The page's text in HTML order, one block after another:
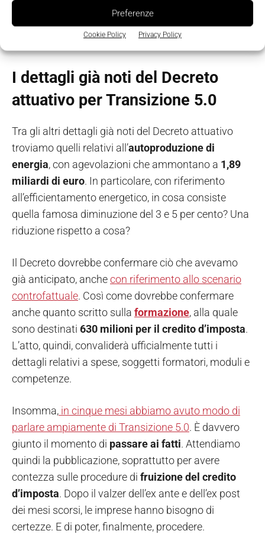
Preferenze
Cookie Policy Privacy Policy
fasce relative alla quota d’investimento sono tre, e le
aliquote nove, funzionalmente all’efficientamento
energetico (inserire immagine)
I dettagli già noti del Decreto
attuativo per Transizione 5.0
Tra gli altri dettagli già noti del Decreto attuativo
troviamo quelli relativi all’autoproduzionedi
energia, con agevolazioni che ammontano a 1,89
miliardi di euro. In particolare, con riferimento
all’efficientamento energetico, in cosa consiste
quella famosa diminuzione del 3 e 5 per cento? Una
riduzione rispetto a cosa?
Il Decreto dovrebbe confermare ciò che avevamo
già anticipato, anchecon riferimento allo scenario
controfattuale. Così come dovrebbe confermare
anche quanto scritto sulla formazione, alla quale
sono destinati 630 milioni per il credito d’imposta.
L’atto, quindi, convaliderà ufficialmente tutti i
dettagli relativi a spese, soggetti formatori, moduli e
competenze.
Insomma, in cinque mesi abbiamo avuto modo di
parlare ampiamente di Transizione 5.0. È davvero
giunto il momento di passare ai fatti. Attendiamo
quindi la pubblicazione, soprattutto per avere
contezza sulle procedure di fruizione del credito
d’imposta. Dopo il valzer dell’ex ante e dell’ex post
dei mesi scorsi, le imprese hanno bisogno di
certezze. E di poter, finalmente, procedere.